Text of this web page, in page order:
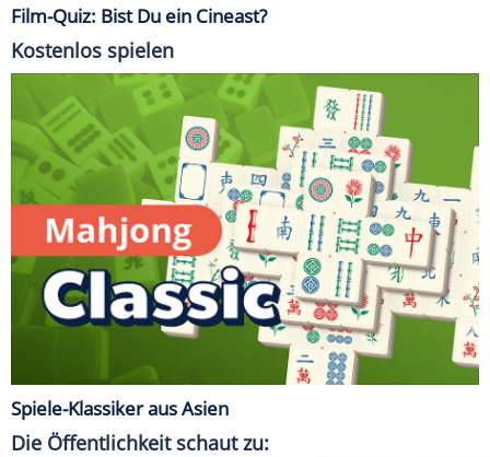
Film-Quiz: Bist Du ein Cineast?
Kostenlos spielen
Spiele-Klassiker aus Asien
Die Öffentlichkeit schaut zu: